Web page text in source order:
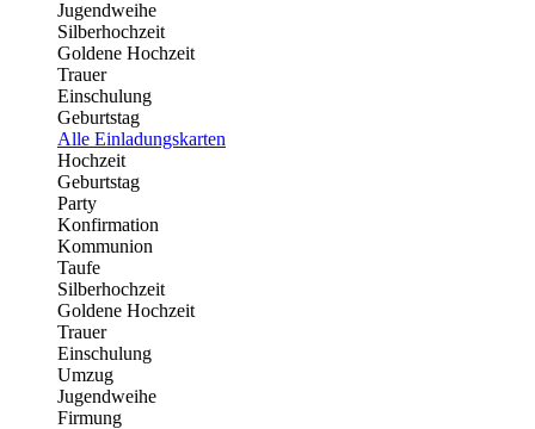
Jugendweihe
Silberhochzeit
Goldene Hochzeit
Trauer
Einschulung
Geburtstag
Alle Einladungskarten
Hochzeit
Geburtstag
Party
Konfirmation
Kommunion
Taufe
Silberhochzeit
Goldene Hochzeit
Trauer
Einschulung
Umzug
Jugendweihe
Firmung